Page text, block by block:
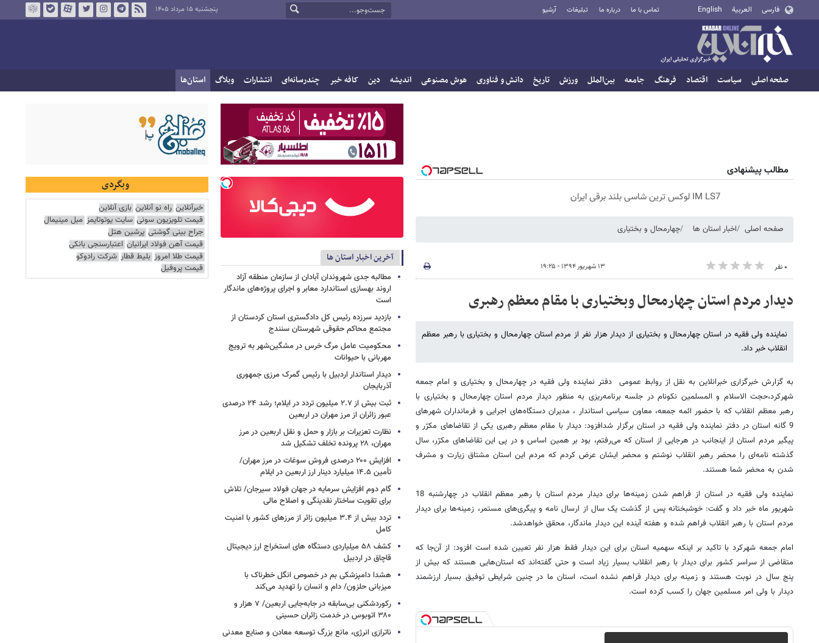
فارسی العربية English تماس با ما درباره ما تبلیغات آرشیو پنجشنبه ۱۵ مرداد ۱۴۰۵
صفحه اصلی سیاست اقتصاد فرهنگ جامعه بین‌الملل ورزش تاریخ دانش و فناوری هوش مصنوعی اندیشه دین کافه خبر چندرسانه‌ای انتشارات وبلاگ استان‌ها
مطالب پیشنهادی
IM LS7 لوکس ترین شاسی بلند برقی ایران
صفحه اصلی اخبار استان ها چهارمحال و بختیاری
۰ نفر ۱۳ شهریور ۱۳۹۴ - ۱۹:۲۵
دیدار مردم استان چهارمحال وبختیاری با مقام معظم رهبری
نماینده ولی فقیه در استان چهارمحال و بختیاری از دیدار هزار نفر از مردم استان چهارمحال و بختیاری با رهبر معظم
انقلاب خبر داد.
به گزارش خبرگزاری خبرانلاین به نقل از روابط عمومی دفتر نماینده ولی فقیه در چهارمحال و بختیاری و امام جمعه
شهرکرد،حجت الاسلام و المسلمین نکونام در جلسه برنامه‌ریزی به منظور دیدار مردم استان چهارمحال و بختیاری با
رهبر معظم انقلاب که با حضور ائمه جمعه، معاون سیاسی استاندار ، مدیران دستگاه‌های اجرایی و فرمانداران شهرهای
9 گانه استان در دفتر نماینده ولی فقیه در استان برگزار شدافزود: دیدار با مقام معظم رهبری یکی از تقاضاهای مکرّر و
پیگیر مردم استان از اینجانب در هرجایی از استان که می‌رفتم، بود بر همین اساس و در پی این تقاضاهای مکرّر، سال
گذشته نامه‌ای را محضر رهبر انقلاب نوشتم و محضر ایشان عرض کردم که مردم این استان مشتاق زیارت و مشرف
شدن به محضر شما هستند.
نماینده ولی فقیه در استان از فراهم شدن زمینه‌ها برای دیدار مردم استان با رهبر معظم انقلاب در چهارشنبه 18
شهریور ماه خبر داد و گفت: خوشبختانه پس از گذشت یک سال از ارسال نامه و پیگری‌های مستمر، زمینه‌ها برای دیدار
مردم استان با رهبر انقلاب فراهم شده و هفته آینده این دیدار ماندگار، محقق خواهدشد.
امام جمعه شهرکرد با تاکید بر اینکه سهمیه استان برای این دیدار فقط هزار نفر تعیین شده است افزود: از آن‌جا که
متقاضی از سراسر کشور برای دیدار با رهبر انقلاب بسیار زیاد است و حتی گفته‌اند که استان‌هایی هستند که بیش از
پنج سال در نوبت هستند و زمینه برای دیدار فراهم نشده است، استان ما در چنین شرایطی توفیق بسیار ارزشمند
دیدار با ولی امر مسلمین جهان را کسب کرده است.
آخرین اخبار استان ها
مطالبه جدی شهروندان آبادان از سازمان منطقه آزاد
اروند بهسازی استاندارد معابر و اجرای پروژه‌های ماندگار
است
بازدید سرزده رئیس کل دادگستری استان کردستان از
مجتمع محاکم حقوقی شهرستان سنندج
محکومیت عامل مرگ خرس در مشگین‌شهر به ترویج
مهربانی با حیوانات
دیدار استاندار اردبیل با رئیس گمرک مرزی جمهوری
آذربایجان
ثبت بیش از ۲.۷ میلیون تردد در ایلام؛ رشد ۲۴ درصدی
عبور زائران از مرز مهران در اربعین
نظارت تعزیرات بر بازار و حمل و نقل اربعین در مرز
مهران، ۲۸ پرونده تخلف تشکیل شد
افزایش ۲۰۰ درصدی فروش سوغات در مرز مهران/
تأمین ۱۴.۵ میلیارد دینار ارز اربعین در ایلام
گام دوم افزایش سرمایه در جهان فولاد سیرجان/ تلاش
برای تقویت ساختار نقدینگی و اصلاح مالی
تردد بیش از ۳.۴ میلیون زائر از مرزهای کشور با امنیت
کامل
کشف ۵۸ میلیاردی دستگاه های استخراج ارز دیجیتال
قاچاق در اردبیل
هشدا دامپزشکی بم در خصوص انگل خطرناک با
میزبانی حلزون/ دام و انسان را تهدید می‌کند
رکوردشکنی بی‌سابقه در جابه‌جایی اربعین/ ۷ هزار و
۳۸۰ اتوبوس در خدمت زائران حسینی
ناترازی انرژی، مانع بزرگ توسعه معادن و صنایع معدنی
وبگردی
خبرآنلاین راه نو آنلاین بازی آنلاین
قیمت تلویزیون سونی سایت یوتوتایمز مبل مینیمال
جراح بینی گوشتی پرشین هتل
قیمت آهن فولاد ایرانیان اعتبارسنجی بانکی
قیمت طلا امروز بلیط قطار شرکت رادوکو
قیمت پروفیل